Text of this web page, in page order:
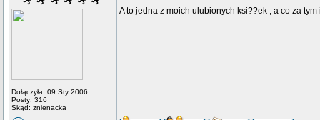
Dołączyła: 09 Sty 2006
Posty: 316
Skąd: znienacka
A to jedna z moich ulubionych ksi??ek , a co za